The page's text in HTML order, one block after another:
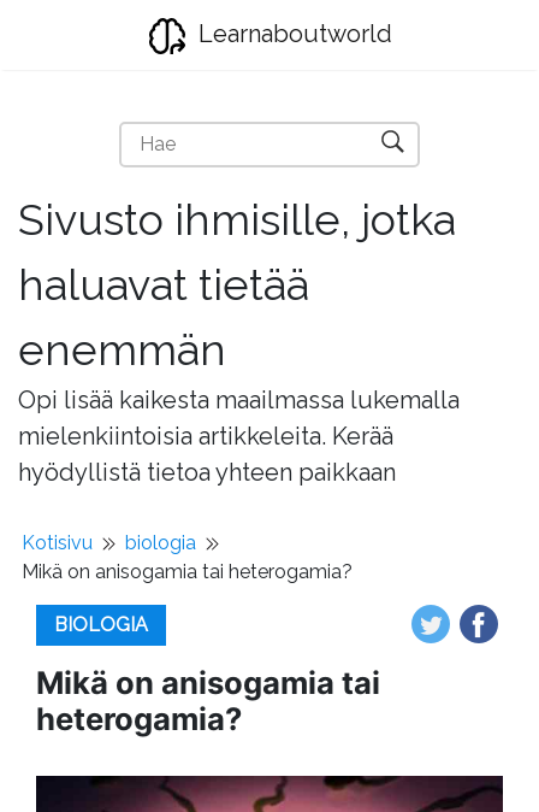
Learnaboutworld
Sivusto ihmisille, jotka
haluavat tietää
enemmän
Opi lisää kaikesta maailmassa lukemalla
mielenkiintoisia artikkeleita. Kerää
hyödyllistä tietoa yhteen paikkaan
Kotisivu
biologia
Mikä on anisogamia tai heterogamia?
BIOLOGIA
Mikä on anisogamia tai
heterogamia?